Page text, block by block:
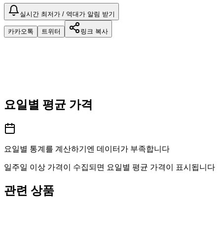
실시간 최저가 / 역대가 알림 받기
카카오톡 트위터 링크 복사
요일별 평균 가격
요일별 통계를 계산하기엔 데이터가 부족합니다
일주일 이상 가격이 수집되면 요일별 평균 가격이 표시됩니다
관련 상품